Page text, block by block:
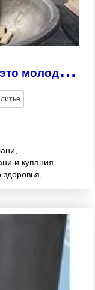
К
упель чугунная для бани-это молодильный чан
и купания